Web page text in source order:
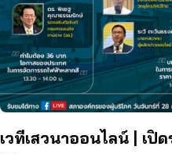
เวทีเสวนาออนไลน์ | เ